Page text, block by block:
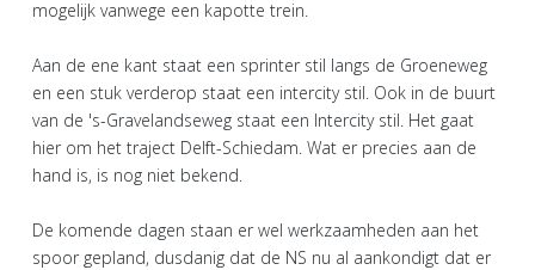
mogelijk vanwege een kapotte trein.
Aan de ene kant staat een sprinter stil langs de Groeneweg
en een stuk verderop staat een intercity stil. Ook in de buurt
van de 's-Gravelandseweg staat een Intercity stil. Het gaat
hier om het traject Delft-Schiedam. Wat er precies aan de
hand is, is nog niet bekend.
De komende dagen staan er wel werkzaamheden aan het
spoor gepland, dusdanig dat de NS nu al aankondigt dat er